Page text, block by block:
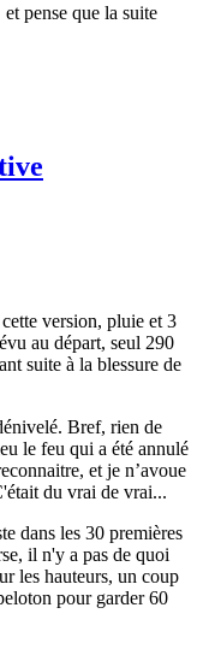
pense que la suite
version, pluie et 3
au départ, seul 290
suite à la blessure de
Bref, rien de
le feu qui a été annulé
et je n’avoue
du vrai de vrai...
dans les 30 premières
il n'y a pas de quoi
les hauteurs, un coup
pour garder 60